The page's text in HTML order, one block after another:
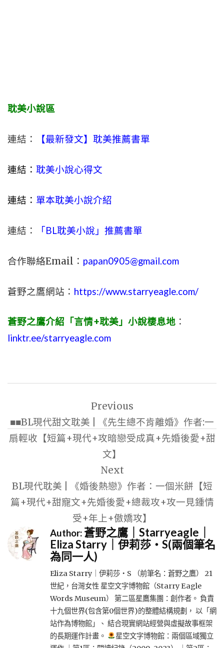
耽美小說區
連結： 【最新發文】耽美推薦書單
連結： 耽美小說心得文
連結： 單本耽美小說介紹
連結： 「BL耽美小說」推薦書單
合作聯絡Email： papan0905@gmail.com
蒼野之鷹網站： https://www.starryeagle.com/
蒼野之鷹介紹「言情+耽美」小說棲息地 ：
linktr.ee/starryeagle.com
導
覽
Previous
■■BL現代甜文耽美 | 《先生總不肯離婚》作者:一
扇輕收【短篇+現代+攻暗戀受成真+先婚後愛+甜
文】
Next
BL現代耽美 | 《婚後熱戀》作者：一個米餅【短
篇+現代+甜寵文+先婚後愛+總裁攻+攻一見鍾情
受+年上+傲嬌攻】
Author:蒼野之鷹｜Starryeagle｜
Eliza Starry｜伊莉莎・S(兩個筆名
為同一人)
Eliza Starry｜伊莉莎・S （前筆名：蒼野之鷹） 21
世紀，台灣女性 星空文字博物館（Starry Eagle
Words Museum） 第二區星鷹集團：創作者。 負責
十九個世界(包含第0個世界)的整體結構規劃， 以「網
站作為博物館」、 結合現實網站經營與虛擬故事框架
的長期運作計畫。
星空文字博物館：兩個區域獨立